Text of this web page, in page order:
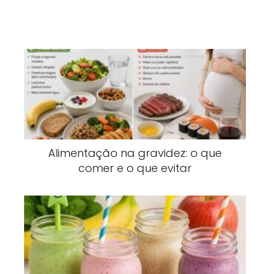
Alimentação na gravidez: o que
comer e o que evitar